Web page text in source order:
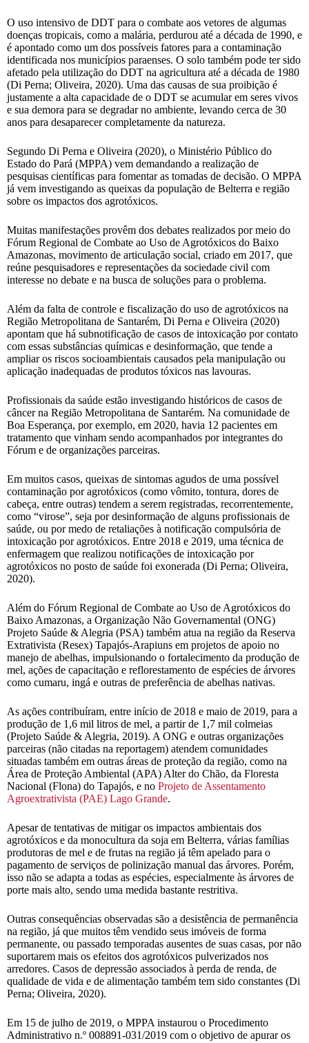
O uso intensivo de DDT para o combate aos vetores de algumas
doenças tropicais, como a malária, perdurou até a década de 1990, e
é apontado como um dos possíveis fatores para a contaminação
identificada nos municípios paraenses. O solo também pode ter sido
afetado pela utilização do DDT na agricultura até a década de 1980
(Di Perna; Oliveira, 2020). Uma das causas de sua proibição é
justamente a alta capacidade de o DDT se acumular em seres vivos
e sua demora para se degradar no ambiente, levando cerca de 30
anos para desaparecer completamente da natureza.
Segundo Di Perna e Oliveira (2020), o Ministério Público do
Estado do Pará (MPPA) vem demandando a realização de
pesquisas científicas para fomentar as tomadas de decisão. O MPPA
já vem investigando as queixas da população de Belterra e região
sobre os impactos dos agrotóxicos.
Muitas manifestações provêm dos debates realizados por meio do
Fórum Regional de Combate ao Uso de Agrotóxicos do Baixo
Amazonas, movimento de articulação social, criado em 2017, que
reúne pesquisadores e representações da sociedade civil com
interesse no debate e na busca de soluções para o problema.
Além da falta de controle e fiscalização do uso de agrotóxicos na
Região Metropolitana de Santarém, Di Perna e Oliveira (2020)
apontam que há subnotificação de casos de intoxicação por contato
com essas substâncias químicas e desinformação, que tende a
ampliar os riscos socioambientais causados pela manipulação ou
aplicação inadequadas de produtos tóxicos nas lavouras.
Profissionais da saúde estão investigando históricos de casos de
câncer na Região Metropolitana de Santarém. Na comunidade de
Boa Esperança, por exemplo, em 2020, havia 12 pacientes em
tratamento que vinham sendo acompanhados por integrantes do
Fórum e de organizações parceiras.
Em muitos casos, queixas de sintomas agudos de uma possível
contaminação por agrotóxicos (como vômito, tontura, dores de
cabeça, entre outras) tendem a serem registradas, recorrentemente,
como “virose”, seja por desinformação de alguns profissionais de
saúde, ou por medo de retaliações à notificação compulsória de
intoxicação por agrotóxicos. Entre 2018 e 2019, uma técnica de
enfermagem que realizou notificações de intoxicação por
agrotóxicos no posto de saúde foi exonerada (Di Perna; Oliveira,
2020).
Além do Fórum Regional de Combate ao Uso de Agrotóxicos do
Baixo Amazonas, a Organização Não Governamental (ONG)
Projeto Saúde & Alegria (PSA) também atua na região da Reserva
Extrativista (Resex) Tapajós-Arapiuns em projetos de apoio no
manejo de abelhas, impulsionando o fortalecimento da produção de
mel, ações de capacitação e reflorestamento de espécies de árvores
como cumaru, ingá e outras de preferência de abelhas nativas.
As ações contribuíram, entre início de 2018 e maio de 2019, para a
produção de 1,6 mil litros de mel, a partir de 1,7 mil colmeias
(Projeto Saúde & Alegria, 2019). A ONG e outras organizações
parceiras (não citadas na reportagem) atendem comunidades
situadas também em outras áreas de proteção da região, como na
Área de Proteção Ambiental (APA) Alter do Chão, da Floresta
Nacional (Flona) do Tapajós, e no Projeto de Assentamento
Agroextrativista (PAE) Lago Grande.
Apesar de tentativas de mitigar os impactos ambientais dos
agrotóxicos e da monocultura da soja em Belterra, várias famílias
produtoras de mel e de frutas na região já têm apelado para o
pagamento de serviços de polinização manual das árvores. Porém,
isso não se adapta a todas as espécies, especialmente às árvores de
porte mais alto, sendo uma medida bastante restritiva.
Outras consequências observadas são a desistência de permanência
na região, já que muitos têm vendido seus imóveis de forma
permanente, ou passado temporadas ausentes de suas casas, por não
suportarem mais os efeitos dos agrotóxicos pulverizados nos
arredores. Casos de depressão associados à perda de renda, de
qualidade de vida e de alimentação também tem sido constantes (Di
Perna; Oliveira, 2020).
Em 15 de julho de 2019, o MPPA instaurou o Procedimento
Administrativo n.º 008891-031/2019 com o objetivo de apurar os